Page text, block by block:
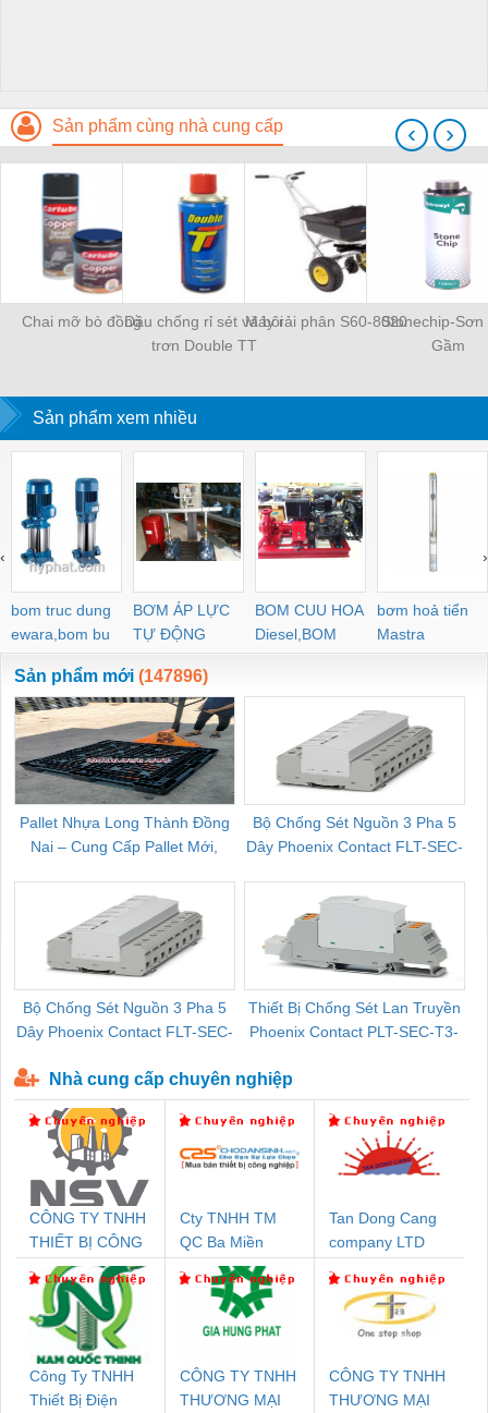
Sản phẩm cùng nhà cung cấp
Chai mỡ bò đồngDầu chống rỉ sét và bôi
trơn Double TT
Máy rải phân S60-8020Stonechip-Sơn
Gầm
‹ ›
Sản phẩm xem nhiều
bom truc dung
ewara,bom bu
ewara
BƠM ÁP LỰC
TỰ ĐỘNG
BOM CUU HOA
Diesel,BOM
CHUA CHAY
bơm hoả tiển
Mastra
‹ ›
Sản phẩm mới (147896)
Pallet Nhựa Long Thành Đồng
Nai – Cung Cấp Pallet Mới,
Bộ Chống Sét Nguồn 3 Pha 5
Dây Phoenix Contact FLT-SEC-
Bộ Chống Sét Nguồn 3 Pha 5
Dây Phoenix Contact FLT-SEC-
Thiết Bị Chống Sét Lan Truyền
Phoenix Contact PLT-SEC-T3-
Nhà cung cấp chuyên nghiệp
CÔNG TY TNHH
THIẾT BỊ CÔNG
NGHIỆP NIHON
SETSUBI VIỆT
NAM
Cty TNHH TM
QC Ba Miền
Tan Dong Cang
company LTD
Công Ty TNHH
Thiết Bị Điện
CÔNG TY TNHH
THƯƠNG MẠI
CÔNG TY TNHH
THƯƠNG MẠI